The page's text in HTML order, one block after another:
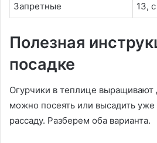
Запретные 13,
Полезная
посадке
Огурчики в теплице выращивают
можно посеять или высадить
рассаду. Разберем оба варианта.